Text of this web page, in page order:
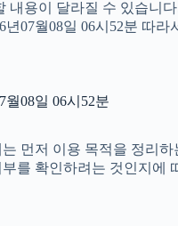
내용이 달라질 수 있습니
07월08일 06시52분 따
08일 06시52분
먼저 이용 목적을 정리
를 확인하려는 것인지